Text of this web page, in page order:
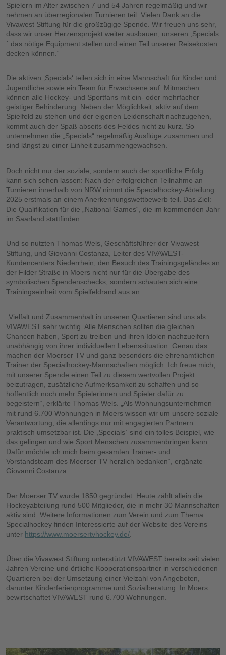
Spielern im Alter zwischen 7 und 54 Jahren regelmäßig und wir
nehmen an überregionalen Turnieren teil. Vielen Dank an die
Vivawest Stiftung für die großzügige Spende. Wir freuen uns sehr,
dass wir unser Herzensprojekt weiter ausbauen, unseren ,Specials
´ das nötige Equipment stellen und einen Teil unserer Reisekosten
decken können.“
Die aktiven ‚Specials‘ teilen sich in eine Mannschaft für Kinder und
Jugendliche sowie ein Team für Erwachsene auf. Mitmachen
können alle Hockey- und Sportfans mit ein- oder mehrfacher
geistiger Behinderung. Neben der Möglichkeit, aktiv auf dem
Spielfeld zu stehen und der eigenen Leidenschaft nachzugehen,
kommt auch der Spaß abseits des Feldes nicht zu kurz. So
unternehmen die „Specials“ regelmäßig Ausflüge zusammen und
sind längst zu einer Einheit zusammengewachsen.
Doch nicht nur der soziale, sondern auch der sportliche Erfolg
kann sich sehen lassen: Nach der erfolgreichen Teilnahme an
Turnieren innerhalb von NRW nimmt die Specialhockey-Abteilung
2025 erstmals an einem Anerkennungswettbewerb teil. Das Ziel:
Die Qualifikation für die „National Games“, die im kommenden Jahr
im Saarland stattfinden.
Und so nutzten Thomas Wels, Geschäftsführer der Vivawest
Stiftung, und Giovanni Costanza, Leiter des VIVAWEST-
Kundencenters Niederrhein, den Besuch des Trainingsgeländes an
der Filder Straße in Moers nicht nur für die Übergabe des
symbolischen Spendenschecks, sondern schauten sich eine
Trainingseinheit vom Spielfeldrand aus an.
„Vielfalt und Zusammenhalt in unseren Quartieren sind uns als
VIVAWEST sehr wichtig. Alle Menschen sollten die gleichen
Chancen haben, Sport zu treiben und ihren Idolen nachzueifern –
unabhängig von ihrer individuellen Lebenssituation. Genau das
machen der Moerser TV und ganz besonders die ehrenamtlichen
Trainer der Specialhockey-Mannschaften möglich. Ich freue mich,
mit unserer Spende einen Teil zu diesem wertvollen Projekt
beizutragen, zusätzliche Aufmerksamkeit zu schaffen und so
hoffentlich noch mehr Spielerinnen und Spieler dafür zu
begeistern“, erklärte Thomas Wels. „Als Wohnungsunternehmen
mit rund 6.700 Wohnungen in Moers wissen wir um unsere soziale
Verantwortung, die allerdings nur mit engagierten Partnern
praktisch umsetzbar ist. Die ,Specials` sind ein tolles Beispiel, wie
das gelingen und wie Sport Menschen zusammenbringen kann.
Dafür möchte ich mich beim gesamten Trainer- und
Vorstandsteam des Moerser TV herzlich bedanken“, ergänzte
Giovanni Costanza.
Der Moerser TV wurde 1850 gegründet. Heute zählt allein die
Hockeyabteilung rund 500 Mitglieder, die in mehr 30 Mannschaften
aktiv sind. Weitere Informationen zum Verein und zum Thema
Specialhockey finden Interessierte auf der Website des Vereins
unter https://www.moersertvhockey.de/
Über die Vivawest Stiftung unterstützt VIVAWEST bereits seit vielen
Jahren Vereine und örtliche Kooperationspartner in verschiedenen
Quartieren bei der Umsetzung einer Vielzahl von Angeboten,
darunter Kinderferienprogramme und Sozialberatung. In Moers
bewirtschaftet VIVAWEST rund 6.700 Wohnungen.